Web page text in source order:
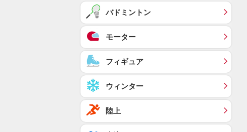
バドミントン
モーター
フィギュア
ウィンター
陸上